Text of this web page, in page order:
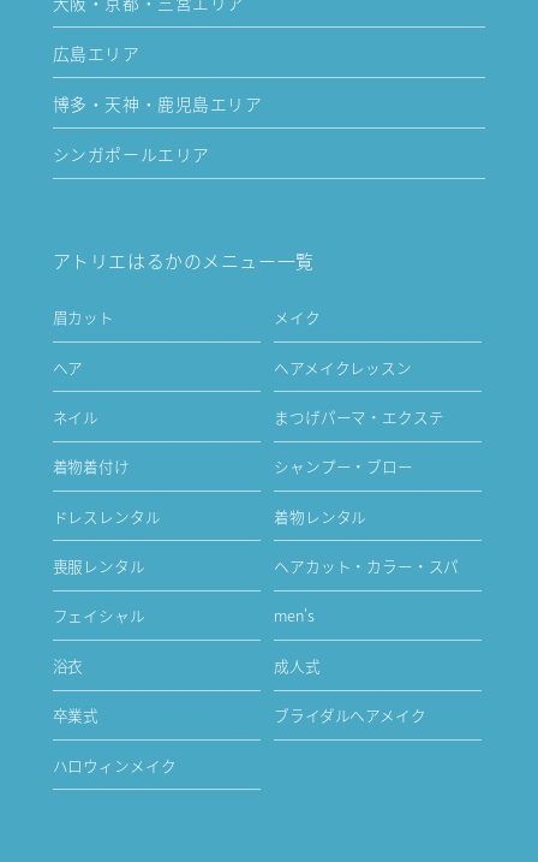
広島エリア
博多・天神・鹿児島エリア
シンガポールエリア
アトリエはるかのメニュー一覧
眉カット メイク
ヘア ヘアメイクレッスン
ネイル まつげパーマ・エクステ
着物着付け シャンプー・ブロー
ドレスレンタル 着物レンタル
喪服レンタル ヘアカット・カラー・スパ
フェイシャル men's
浴衣 成人式
卒業式 ブライダルヘアメイク
ハロウィンメイク